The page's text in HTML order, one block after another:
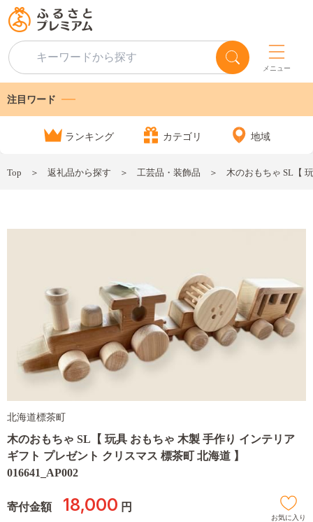
メニュー
注目ワード
ランキング カテゴリ 地域
Top 返礼品から探す 工芸品・装飾品 木のおもちゃ SL【
北海道標茶町
木のおもちゃ SL【 玩具 おもちゃ 木製 手作り インテリア
ギフト プレゼント クリスマス 標茶町 北海道 】
016641_AP002
寄付金額 18,000 円
お気に入り